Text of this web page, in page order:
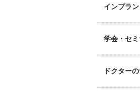
インプラ
学会・セ
ドクター